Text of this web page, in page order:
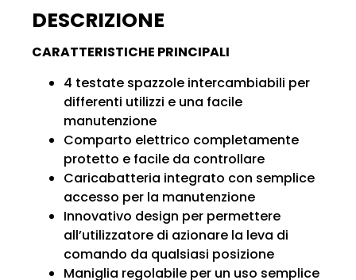
DESCRIZIONE
CARATTERISTICHE PRINCIPALI
4 testate spazzole intercambiabili per
differenti utilizzi e una facile
manutenzione
Comparto elettrico completamente
protetto e facile da controllare
Caricabatteria integrato con semplice
accesso per la manutenzione
Innovativo design per permettere
all’utilizzatore di azionare la leva di
comando da qualsiasi posizione
Maniglia regolabile per un uso semplice